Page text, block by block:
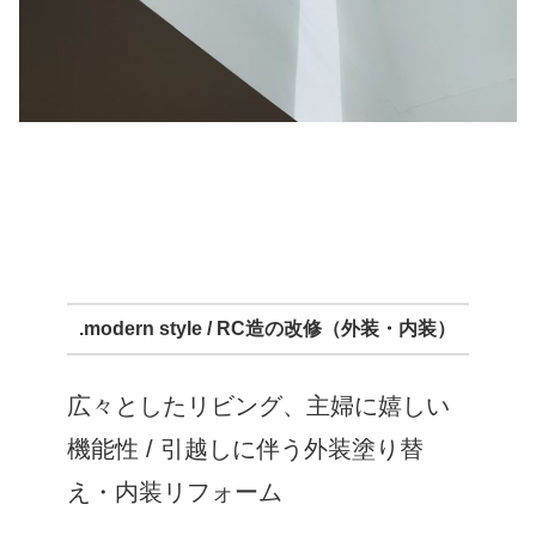
.modern style / RC造の改修（外装・内装）
広々としたリビング、主婦に嬉しい
機能性 / 引越しに伴う外装塗り替
え・内装リフォーム